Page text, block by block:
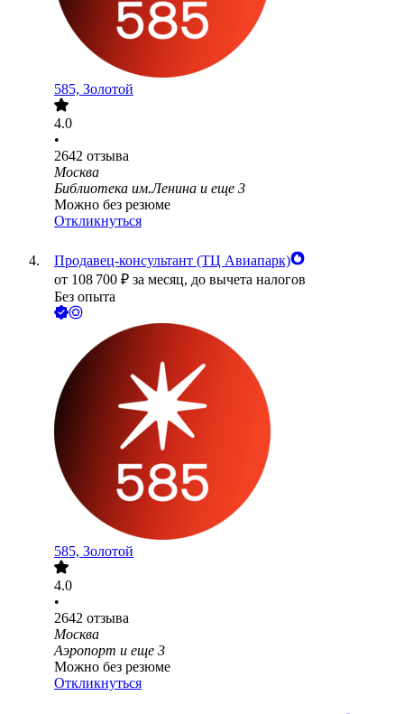
585, Золотой
4.0
•
2642 отзыва
Москва
Библиотека им.Ленина и еще 3
Можно без резюме
Откликнуться
Продавец-консультант (ТЦ Авиапарк)
от 108 700 ₽ за месяц, до вычета налогов
Без опыта
585, Золотой
4.0
•
2642 отзыва
Москва
Аэропорт и еще 3
Можно без резюме
Откликнуться